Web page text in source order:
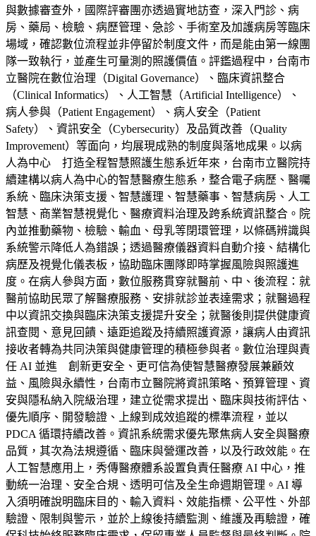
與數據審查外，國際評審團亦透過實地訪查，深入門診、病
房、藥局、檢驗、病歷管理、急診、手術室及加護病房等臨床
場域，確認數位流程並非停留於制度文件，而是能由第一線團
隊一致執行，並產生可量測的照護價值。評鑑過程中，台南市
立醫院在數位治理（Digital Governance）、臨床資訊整合
（Clinical Informatics）、人工智慧（Artificial Intelligence）、
病人參與（Patient Engagement）、病人安全（Patient
Safety）、資訊安全（Cybersecurity）及品質改善（Quality
Improvement）等面向，均展現成熟的制度與落地成果。以病
人為中心 打造全程智慧照護生態系近年來，台南市立醫院持
續建構以病人為中心的智慧醫療生態系，整合電子病歷、醫囑
系統、臨床決策支援、智慧護理、智慧藥事、智慧病房、人工
智慧、商業智慧視覺化、醫療資料治理及跨系統資訊整合。院
內並推動藥物、檢驗、輸血、母乳等閉環管理，以條碼辨識與
系統警示降低人為錯誤；透過醫療儀器資料自動介接、結構化
病歷及視覺化儀表板，協助臨床團隊即時掌握風險與照護進
度。在病人參與方面，數位服務貫穿就醫前、中、後流程：就
醫前協助民眾了解醫療服務、安排就診並表達需求；就醫過程
中以資訊交換與臨床決策支援提升安全；就醫後則提供健康資
訊查閱、意見回饋、遠距追蹤及持續照護資源，讓病人由資訊
接收者轉為共同決策與健康管理的積極參與者。數位治理與責
任 AI 並進 創新更安全、更可信為使智慧醫療發展兼顧效
益、風險與永續性，台南市立醫院將資訊策略、預算管理、資
安與隱私納入院級治理，建立從需求提出、臨床與技術評估、
優先順序、開發驗證、上線到成效追蹤的標準流程，並以
PDCA 循環持續改善。資訊系統需求優先聚焦病人安全與醫療
品質，其次為法規遵循、臨床與營運改善，以及行政效能。在
人工智慧應用上，秀傳醫療體系設置負責任醫療 AI 中心，推
動統一治理、安全合規、透明可信及全生命週期管理。AI 導
入須明確說明臨床目的、輸入資料、效能指標、公平性、外部
驗證、限制與警示，並於上線後持續監測、維護及再驗證，確